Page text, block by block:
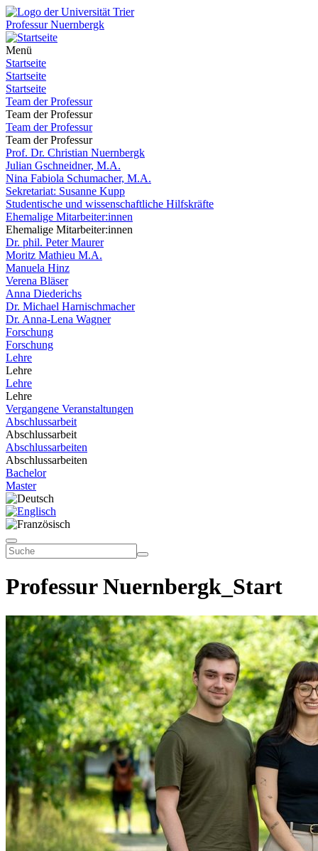
Professur Nuernbergk
Menü
Startseite
Startseite
Startseite
Team der Professur
Team der Professur
Team der Professur
Team der Professur
Prof. Dr. Christian Nuernbergk
Julian Gschneidner, M.A.
Nina Fabiola Schumacher, M.A.
Sekretariat: Susanne Kupp
Studentische und wissenschaftliche Hilfskräfte
Ehemalige Mitarbeiter:innen
Ehemalige Mitarbeiter:innen
Dr. phil. Peter Maurer
Moritz Mathieu M.A.
Manuela Hinz
Verena Bläser
Anna Diederichs
Dr. Michael Harnischmacher
Dr. Anna-Lena Wagner
Forschung
Forschung
Lehre
Lehre
Lehre
Lehre
Vergangene Veranstaltungen
Abschlussarbeit
Abschlussarbeit
Abschlussarbeiten
Abschlussarbeiten
Bachelor
Master
Professur Nuernbergk_Start